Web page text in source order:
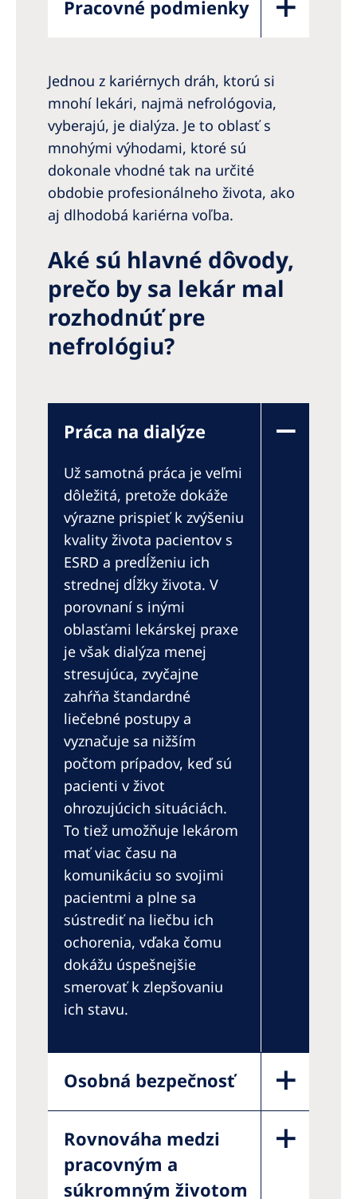
Pracovné podmienky
Jednou z kariérnych dráh, ktorú si
mnohí lekári, najmä nefrológovia,
vyberajú, je dialýza. Je to oblasť s
mnohými výhodami, ktoré sú
dokonale vhodné tak na určité
obdobie profesionálneho života, ako
aj dlhodobá kariérna voľba.
Aké sú hlavné dôvody,
prečo by sa lekár mal
rozhodnúť pre
nefrológiu?
Práca na dialýze
Už samotná práca je veľmi
dôležitá, pretože dokáže
výrazne prispieť k zvýšeniu
kvality života pacientov s
ESRD a predĺženiu ich
strednej dĺžky života. V
porovnaní s inými
oblasťami lekárskej praxe
je však dialýza menej
stresujúca, zvyčajne
zahŕňa štandardné
liečebné postupy a
vyznačuje sa nižším
počtom prípadov, keď sú
pacienti v život
ohrozujúcich situáciách.
To tiež umožňuje lekárom
mať viac času na
komunikáciu so svojimi
pacientmi a plne sa
sústrediť na liečbu ich
ochorenia, vďaka čomu
dokážu úspešnejšie
smerovať k zlepšovaniu
ich stavu.
Osobná bezpečnosť
Rovnováha medzi
pracovným a
súkromným životom